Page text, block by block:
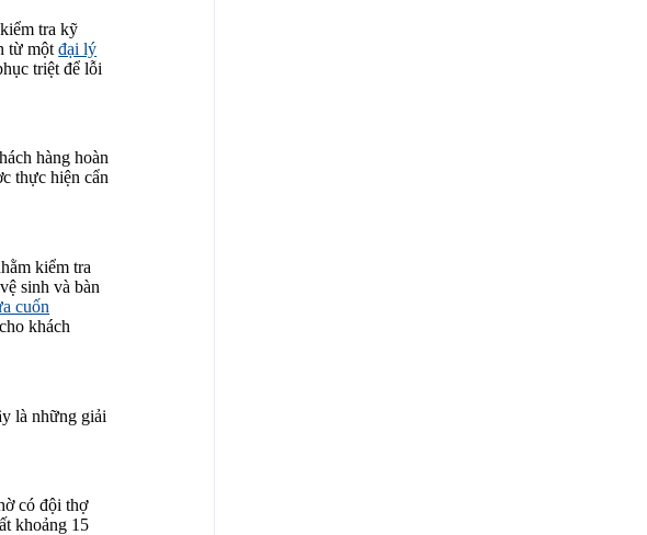
tra kỹ
từ mộtđại lý
triệt để lỗi
hàng hoàn
thực hiện cẩn
kiểm tra
sinh và bàn
cuốn
khách
là những giải
có đội thợ
khoảng 15